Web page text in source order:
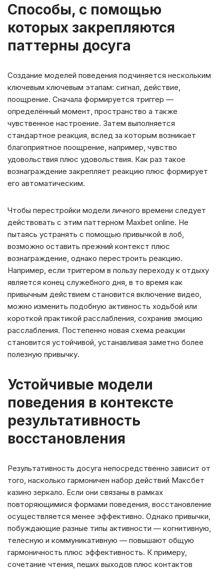
Способы, с помощью
которых закрепляются
паттерны досуга
Создание моделей поведения подчиняется нескольким
ключевым ключевым этапам: сигнал, действие,
поощрение. Сначала формируется триггер —
определённый момент, пространство а также
чувственное настроение. Затем выполняется
стандартное реакция, вслед за которым возникает
благоприятное поощрение, например, чувство
удовольствия плюс удовольствия. Как раз такое
вознаграждение закрепляет реакцию плюс формирует
его автоматическим.
Чтобы перестройки модели личного времени следует
действовать с этим паттерном Maxbet online. Не
пытаясь устранять с помощью привычкой в лоб,
возможно оставить прежний контекст плюс
вознаграждение, однако перестроить реакцию.
Например, если триггером в пользу переходу к отдыху
является конец служебного дня, в то время как
привычным действием становится включение видео,
можно изменить подобную активность ходьбой или
короткой практикой расслабления, сохранив эмоцию
расслабления. Постепенно новая схема реакции
становится устойчивой, устанавливая заметно более
полезную привычку.
Устойчивые модели
поведения в контексте
результативность
восстановления
Результативность досуга непосредственно зависит от
того, насколько гармоничен набор действий Максбет
казино зеркало. Если они связаны в рамках
повторяющимися формами поведения, восстановление
осуществляется менее эффективно. Однако привычки,
побуждающие разные типы активности — когнитивную,
телесную и коммуникативную — повышают общую
гармоничность плюс эффективность. К примеру,
сочетание чтения, пеших выходов плюс контактов